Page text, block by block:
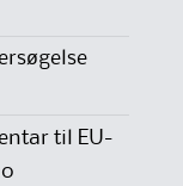
til EU-